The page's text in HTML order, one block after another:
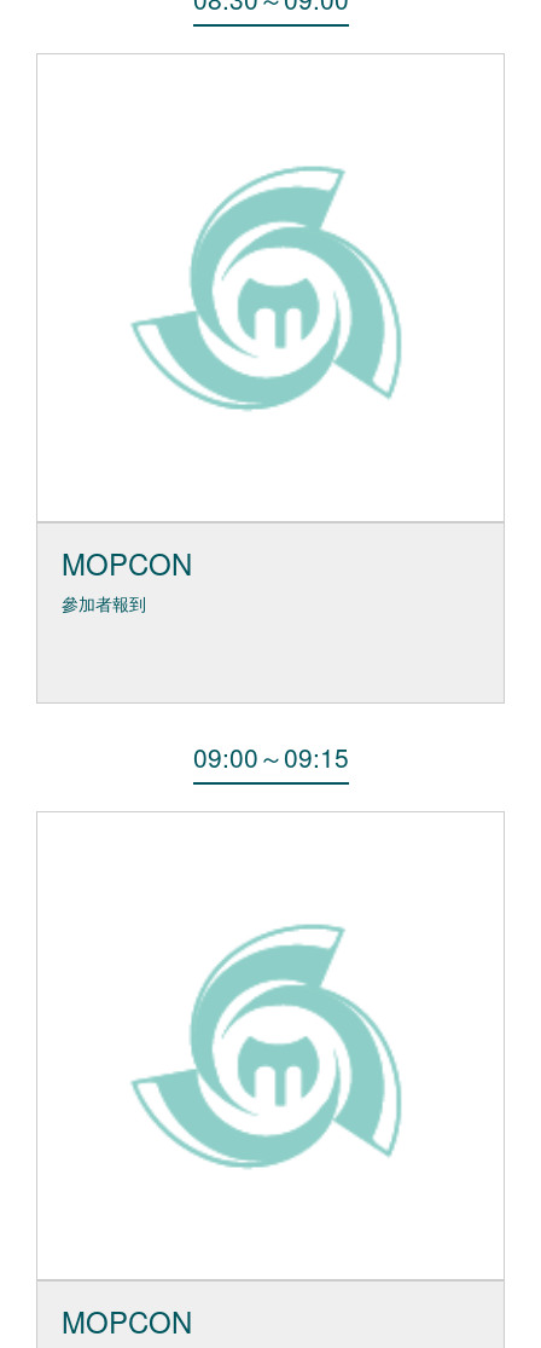
中文
MOPCON
參加者報到
09:00～09:15
MOPCON